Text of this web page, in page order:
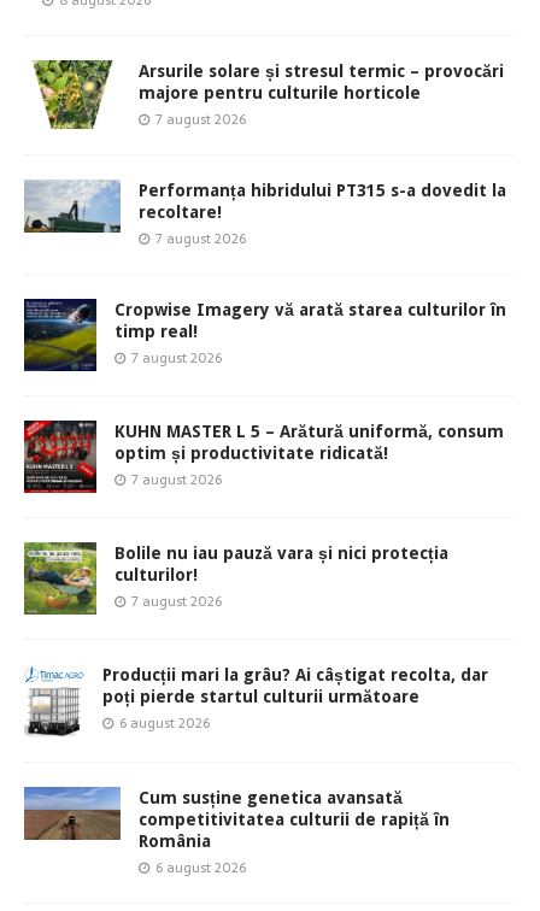
Arsurile solare și stresul termic – provocări
majore pentru culturile horticole
7 august 2026
Performanța hibridului PT315 s-a dovedit la
recoltare!
7 august 2026
Cropwise Imagery vă arată starea culturilor în
timp real!
7 august 2026
KUHN MASTER L 5 – Arătură uniformă, consum
optim și productivitate ridicată!
7 august 2026
Bolile nu iau pauză vara și nici protecția
culturilor!
7 august 2026
Producții mari la grâu? Ai câștigat recolta, dar
poți pierde startul culturii următoare
6 august 2026
Cum susține genetica avansată
competitivitatea culturii de rapiță în
România
6 august 2026